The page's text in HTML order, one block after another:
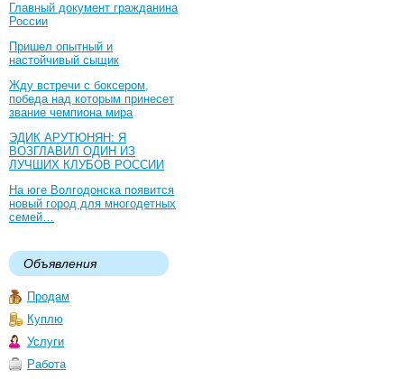
Главный документ гражданина
России
Пришел опытный и
настойчивый сыщик
Жду встречи с боксером,
победа над которым принесет
звание чемпиона мира
ЭДИК АРУТЮНЯН: Я
ВОЗГЛАВИЛ ОДИН ИЗ
ЛУЧШИХ КЛУБОВ РОССИИ
На юге Волгодонска появится
новый город для многодетных
семей…
Объявления
Продам
Куплю
Услуги
Работа